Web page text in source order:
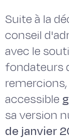
Suite à la
conseil
avec le
fondateurs
accessible
sa version
de janvier